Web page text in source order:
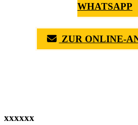
WHATSAPP
ZUR ONLINE-
xxxxxx